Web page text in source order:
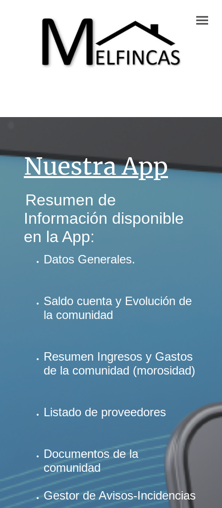
Nuestra App
Resumen de
Información disponible
en la App:
Datos Generales.
Saldo cuenta y Evolución de
la comunidad
Resumen Ingresos y Gastos
de la comunidad (morosidad)
Listado de proveedores
Documentos de la
comunidad
Gestor de Avisos-Incidencias